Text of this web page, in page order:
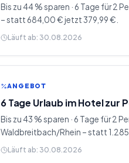
Bis zu 44 % sparen · 6 Tage für 2
– statt 684,00 € jetzt 379,99 €.
Läuft ab: 30.08.2026
ANGEBOT
6 Tage Urlaub im Hotel
Bis zu 43 % sparen · 6 Tage für 2
Waldbreitbach/Rhein – statt
Läuft ab: 30.08.2026